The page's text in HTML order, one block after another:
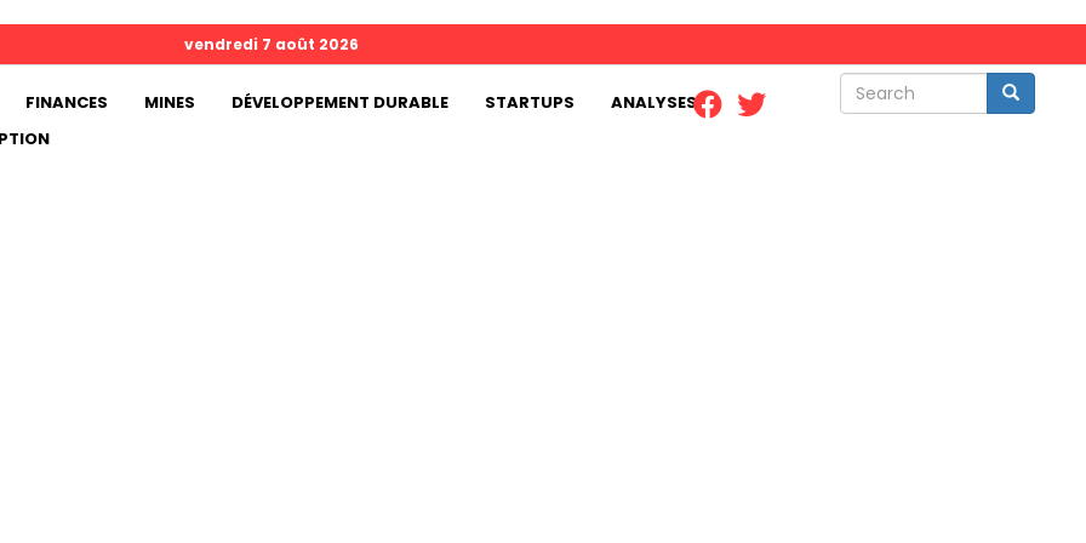
Search Search
vendredi 7 août 2026
FINANCES MINES DÉVELOPPEMENT DURABLE STARTUPS
ANALYSES